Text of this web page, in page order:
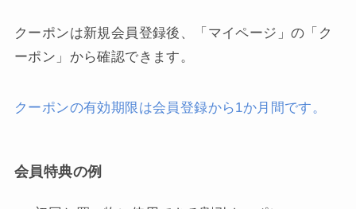
クーポンは新規会員登録後、「マイページ」の「ク
ーポン」から確認できます。
クーポンの有効期限は会員登録から1か月間です。
会員特典の例